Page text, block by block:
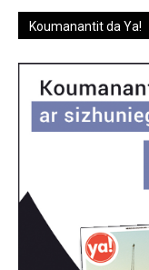
Koumanantit da Ya!